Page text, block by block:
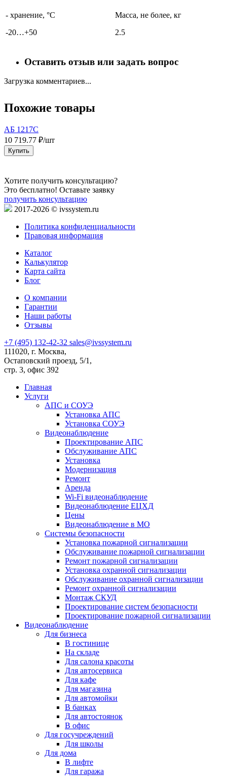
- хранение, °C
-20…+50
Масса, не более, кг
2.5
Оставить отзыв или задать вопрос
Загрузка комментариев...
Похожие товары
АБ 1217С
10 719.77 ₽/шт
Купить
Хотите получить консультацию?
Это бесплатно! Оставьте заявку
получить консультацию
2017-2026 © ivssystem.ru
Политика конфиденциальности
Правовая информация
Каталог
Калькулятор
Карта сайта
Блог
О компании
Гарантии
Наши работы
Отзывы
+7 (495) 132-42-32 sales@ivssystem.ru
111020, г. Москва,
Остаповский проезд, 5/1,
стр. 3, офис 392
Главная
Услуги
АПС и СОУЭ
Установка АПС
Установка СОУЭ
Видеонаблюдение
Проектирование АПС
Обслуживание АПС
Установка
Модернизация
Ремонт
Аренда
Wi-Fi видеонаблюдение
Видеонаблюдение ЕЦХД
Цены
Видеонаблюдение в МО
Системы безопасности
Установка пожарной сигнализации
Обслуживание пожарной сигнализации
Ремонт пожарной сигнализации
Установка охранной сигнализации
Обслуживание охранной сигнализации
Ремонт охранной сигнализации
Монтаж СКУД
Проектирование систем безопасности
Проектирование пожарной сигнализации
Видеонаблюдение
Для бизнеса
В гостинице
На складе
Для салона красоты
Для автосервиса
Для кафе
Для магазина
Для автомойки
В банках
Для автостоянок
В офис
Для госучреждений
Для школы
Для дома
В лифте
Для гаража